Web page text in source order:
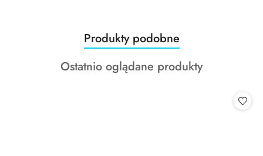
Pomiń karuzelę produktów
Produkty
o
statusie:
Produkty podobne
Produkty
Ostatnio oglądane produkty